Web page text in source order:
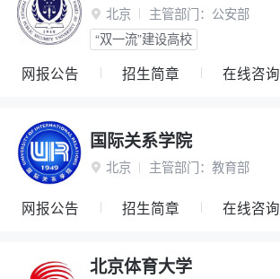
 北京 主管部门： 公安部
“双一流”建设高校
网报公告 招生简章 在线咨询
国际关系学院
 北京 主管部门： 教育部
网报公告 招生简章 在线咨询
北京体育大学